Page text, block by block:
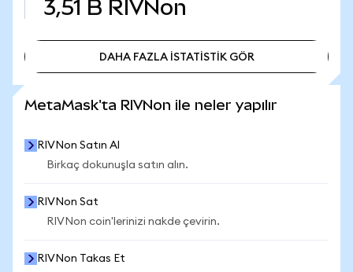
3,51 B RIVNon
DAHA FAZLA İSTATİSTİK GÖR
MetaMask'ta RIVNon ile neler yapılır
RIVNon Satın Al
Birkaç dokunuşla satın alın.
RIVNon Sat
RIVNon coin'lerinizi nakde çevirin.
RIVNon Takas Et